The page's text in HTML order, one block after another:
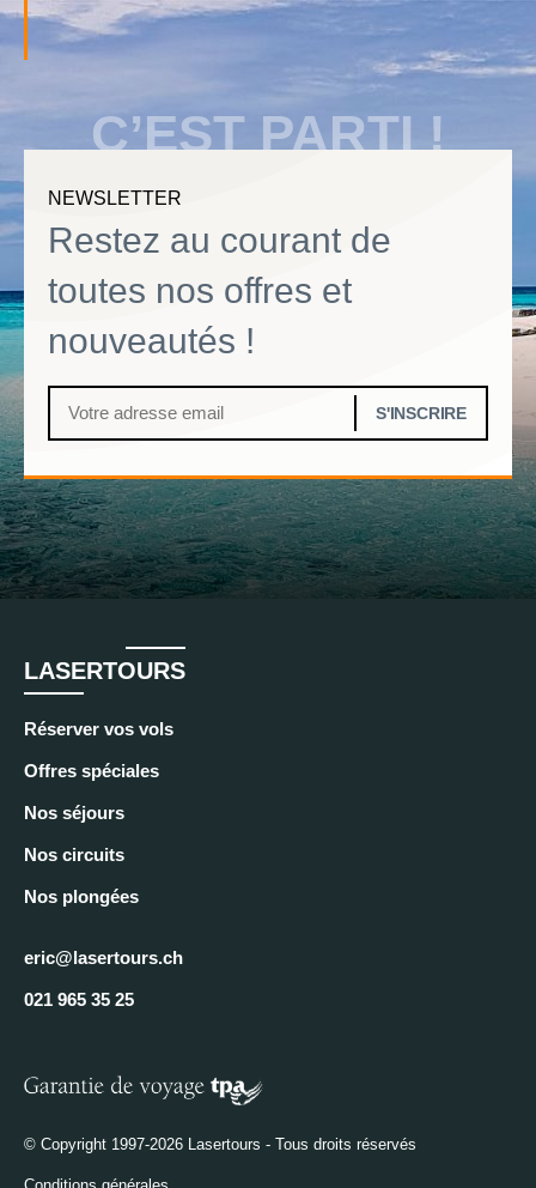
C’EST PARTI !
NEWSLETTER
Restez au courant de
toutes nos offres et
nouveautés !
LASERTOURS
Réserver vos vols
Offres spéciales
Nos séjours
Nos circuits
Nos plongées
eric@lasertours.ch
021 965 35 25
© Copyright 1997-2026 Lasertours - Tous droits réservés